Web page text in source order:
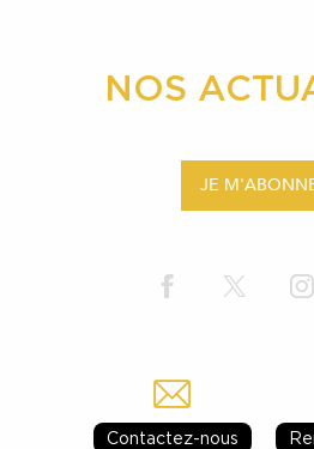
NOS
JE
Contactez-nous